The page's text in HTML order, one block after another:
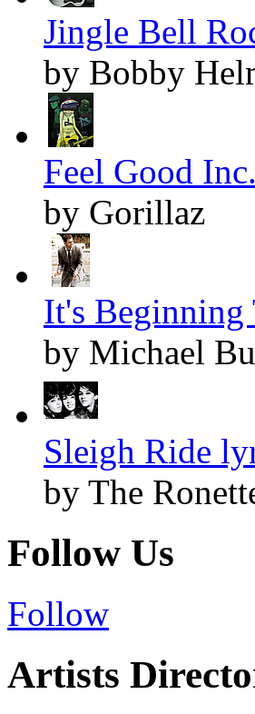
Jingle Bell
by Bobby
Feel Good
by Gorillaz
It's
by Michael
Sleigh Ride
by The
Follow Us
Follow
Artists